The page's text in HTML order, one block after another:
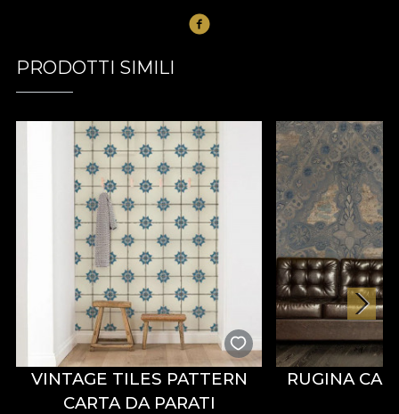
PRODOTTI SIMILI
VINTAGE TILES PATTERN
CARTA DA PARATI
RUGINA